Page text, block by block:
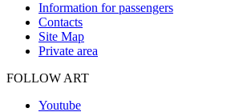
Information for passengers
Contacts
Site Map
Private area
FOLLOW ART
Youtube